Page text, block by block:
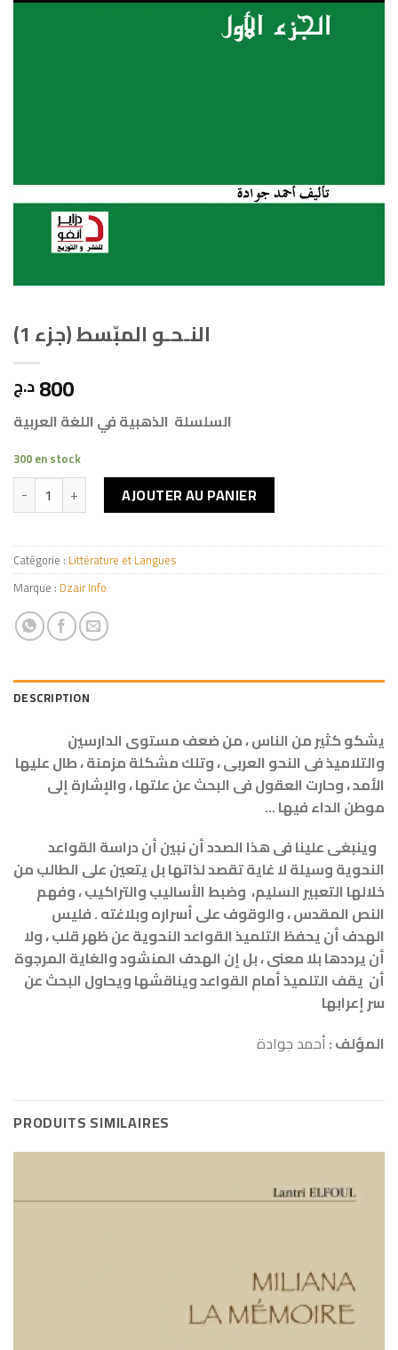
النـحـو المبّسط (جزء 1)
800د.ج
السلسلة الذهبية في اللغة العربية
300 en stock
quantité de النـحـو المبّسط (جزء 1)
AJOUTER AU PANIER
Catégorie : Littérature et Langues
Marque : Dzair Info
DESCRIPTION
يشكو كثير من الناس ، من ضعف مستوى الدارسين
والتلاميذ فى النحو العربى ، وتلك مشكلة مزمنة ، طال عليها
الأمد ، وحارت العقول فى البحث عن علتها ، والإشارة إلى
موطن الداء فيها …
وينبغى علينا فى هذا الصدد أن نبين أن دراسة القواعد
النحوية وسيلة لا غاية تقصد لذاتها بل يتعين على الطالب من
خلالها التعبير السليم، وضبط الأساليب والتراكيب ، وفهم
النص المقدس ، والوقوف على أسراره وبلاغته . فليس
الهدف أن يحفظ التلميذ القواعد النحوية عن ظهر قلب ، ولا
أن يرددها بلا معنى ، بل إن الهدف المنشود والغاية المرجوة
أن يقف التلميذ أمام القواعد ويناقشها ويحاول البحث عن
سر إعرابها
المؤلف :أحمد جوادة
PRODUITS SIMILAIRES